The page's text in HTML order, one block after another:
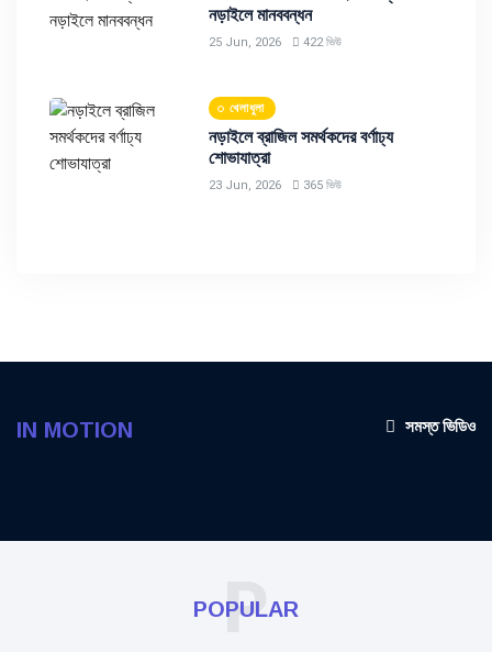
নড়াইলে মানববন্ধন
25 Jun, 2026 422 ভিউ
খেলাধুলা
নড়াইলে ব্রাজিল সমর্থকদের বর্ণাঢ্য
শোভাযাত্রা
23 Jun, 2026 365 ভিউ
IN MOTION সমস্ত ভিডিও
POPULAR
P